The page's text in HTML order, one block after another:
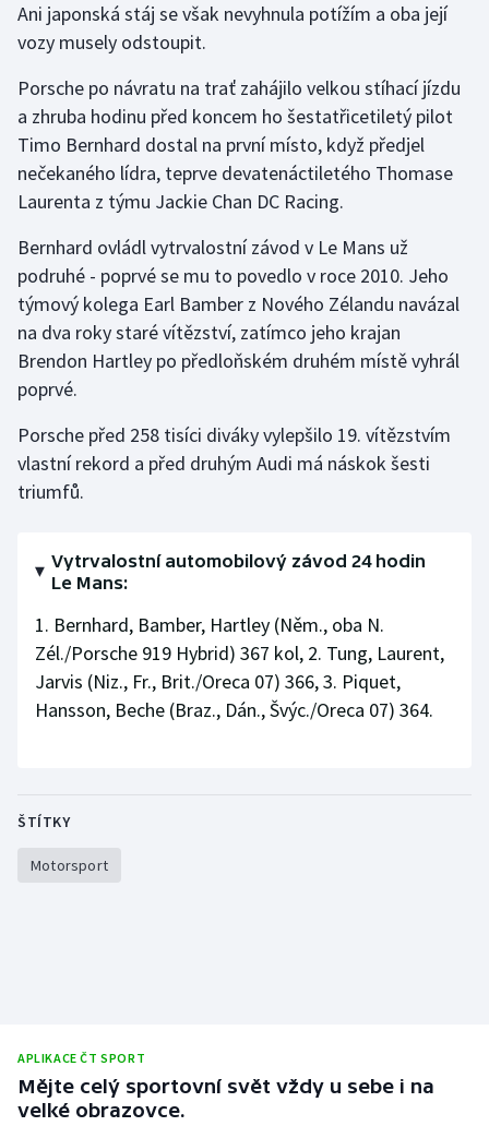
Golf
Gymnastika
Házená
Judo
Krasobruslení
Lezení
Lyže a snowboard
Moderní pětiboj
Motorsport
Olympijské hry
Plavání
Plážový volejbal
Rychlobruslení
Rychlostní kanoistika
Triatlon
Ani japonská stáj se však nevyhnula potížím a oba její
vozy musely odstoupit.
Porsche po návratu na trať zahájilo velkou stíhací jízdu
a zhruba hodinu před koncem ho šestatřicetiletý pilot
Timo Bernhard dostal na první místo, když předjel
nečekaného lídra, teprve devatenáctiletého Thomase
Laurenta z týmu Jackie Chan DC Racing.
Bernhard ovládl vytrvalostní závod v Le Mans už
podruhé - poprvé se mu to povedlo v roce 2010. Jeho
týmový kolega Earl Bamber z Nového Zélandu navázal
na dva roky staré vítězství, zatímco jeho krajan
Brendon Hartley po předloňském druhém místě vyhrál
poprvé.
Porsche před 258 tisíci diváky vylepšilo 19. vítězstvím
vlastní rekord a před druhým Audi má náskok šesti
triumfů.
Vytrvalostní automobilový závod 24 hodin
Le Mans:
1. Bernhard, Bamber, Hartley (Něm., oba N.
Zél./Porsche 919 Hybrid) 367 kol, 2. Tung, Laurent,
Jarvis (Niz., Fr., Brit./Oreca 07) 366, 3. Piquet,
Hansson, Beche (Braz., Dán., Švýc./Oreca 07) 364.
ŠTÍTKY
Motorsport
APLIKACE ČT SPORT
Mějte celý sportovní svět vždy u sebe i na
velké obrazovce.